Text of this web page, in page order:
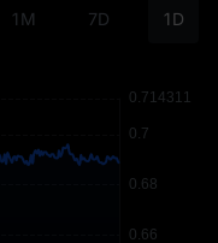
1D
7D
1M